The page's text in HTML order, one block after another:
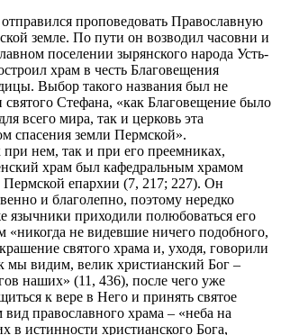
проповедовать Православную
земле. По пути он возводил часовни и
поселении зырянского народа Усть-
храм в честь Благовещения
Выбор такого названия был не
Стефана, «как Благовещение было
всего мира, так и церковь эта
спасения земли Пермской».
при нем, так и при его преемниках,
храм был кафедральным храмом
Пермской епархии (7, 217; 227). Он
и благолепно, поэтому нередко
язычники приходили полюбоваться его
«никогда не видевшие ничего подобного,
святого храма и, уходя, говорили
мы видим, велик христианский Бог –
наших» (11, 436), после чего уже
к вере в Него и принять святое
православного храма – «неба на
в истинности христианского Бога,